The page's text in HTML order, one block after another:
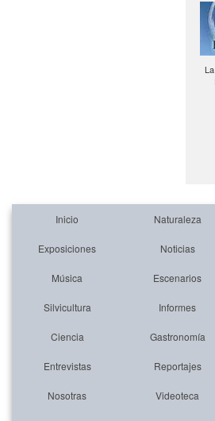
Inicio Naturaleza
Exposiciones Noticias
Música Escenarios
Silvicultura Informes
Ciencia Gastronomía
Entrevistas Reportajes
Nosotras Videoteca